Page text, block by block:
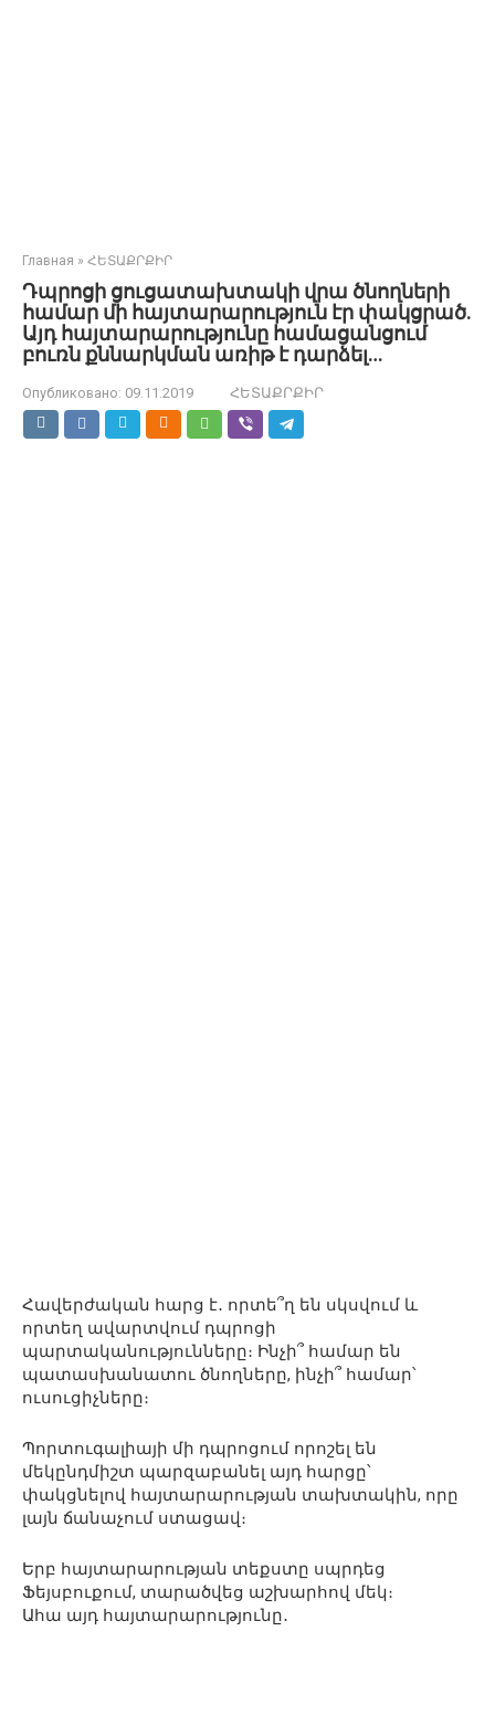
Главная » ՀԵՏԱՔՐՔԻՐ
Դպրոցի ցուցատախտակի վրա ծնողների
համար մի հայտարարություն էր փակցրած.
Այդ հայտարարությունը համացանցում
բուռն քննարկման առիթ է դարձել…
Опубликовано: 09.11.2019 ՀԵՏԱՔՐՔԻՐ
Հավերժական հարց է․ որտե՞ղ են սկսվում և
որտեղ ավարտվում դպրոցի
պարտականությունները։ Ինչի՞ համար են
պատասխանատու ծնողները, ինչի՞ համար՝
ուսուցիչները։
Պորտուգալիայի մի դպրոցում որոշել են
մեկընդմիշտ պարզաբանել այդ հարցը՝
փակցնելով հայտարարության տախտակին, որը
լայն ճանաչում ստացավ։
Երբ հայտարարության տեքստը սպրդեց
Ֆեյսբուքում, տարածվեց աշխարհով մեկ։
Ահա այդ հայտարարությունը․